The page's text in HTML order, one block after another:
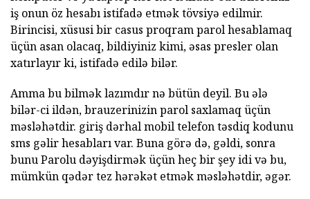
iş onun öz hesabı istifadə etmək tövsiyə edilmir.
Birincisi, xüsusi bir casus proqram parol hesablamaq
üçün asan olacaq, bildiyiniz kimi, əsas presler olan
xatırlayır ki, istifadə edilə bilər.
Amma bu bilmək lazımdır nə bütün deyil. Bu ələ
bilər-ci ildən, brauzerinizin parol saxlamaq üçün
məsləhətdir. giriş dərhal mobil telefon təsdiq kodunu
sms gəlir hesabları var. Buna görə də, gəldi, sonra
bunu Parolu dəyişdirmək üçün heç bir şey idi və bu,
mümkün qədər tez hərəkət etmək məsləhətdir, əgər.